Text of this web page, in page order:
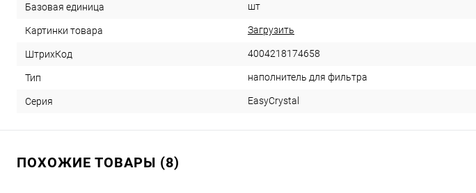
Базовая единица шт
Картинки товара Загрузить
ШтрихКод 4004218174658
Тип наполнитель для фильтра
Серия EasyCrystal
ПОХОЖИЕ ТОВАРЫ (8)